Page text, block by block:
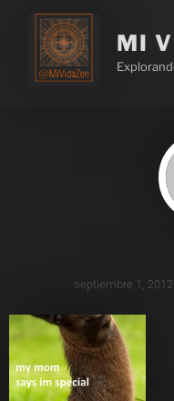
MI
septiembre 1, 2012